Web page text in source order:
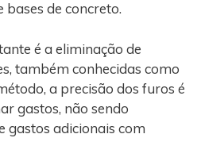
bases de concreto.
é a eliminação de
também conhecidas como
a precisão dos furos é
gastos, não sendo
gastos adicionais com